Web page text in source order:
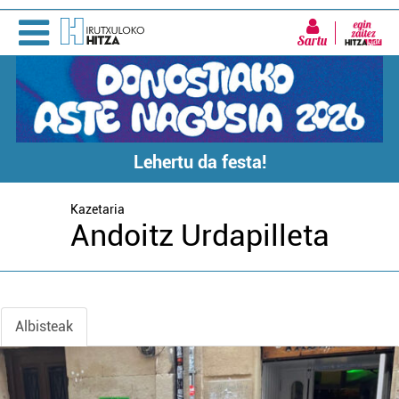
Sartu
Lehertu da festa!
Kazetaria
Andoitz Urdapilleta
Albisteak